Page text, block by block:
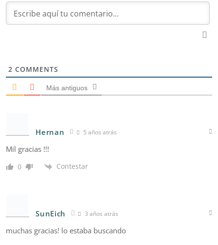
2 COMMENTS
Más antiguos
Hernan 5 años atrás
Mil gracias !!!
0 Contestar
SunEich 3 años atrás
muchas gracias! lo estaba buscando